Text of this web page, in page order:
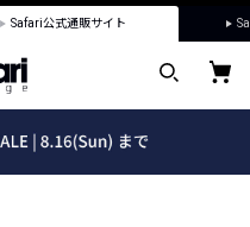
Safari公式通販サイト